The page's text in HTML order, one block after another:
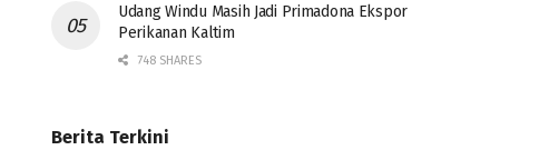
Udang Windu Masih Jadi Primadona Ekspor
Perikanan Kaltim
748 SHARES
Berita Terkini